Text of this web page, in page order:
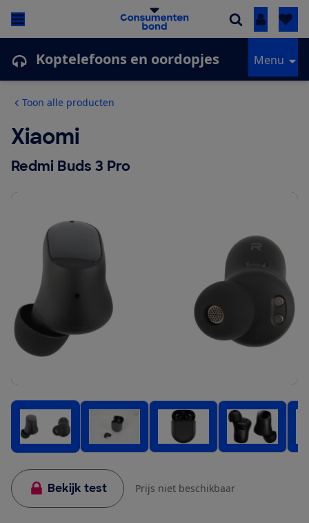
Inloggen
Koptelefoons en oordopjes Menu
Toon alle producten
Xiaomi
Redmi Buds 3 Pro
Bekijk test Prijs niet beschikbaar